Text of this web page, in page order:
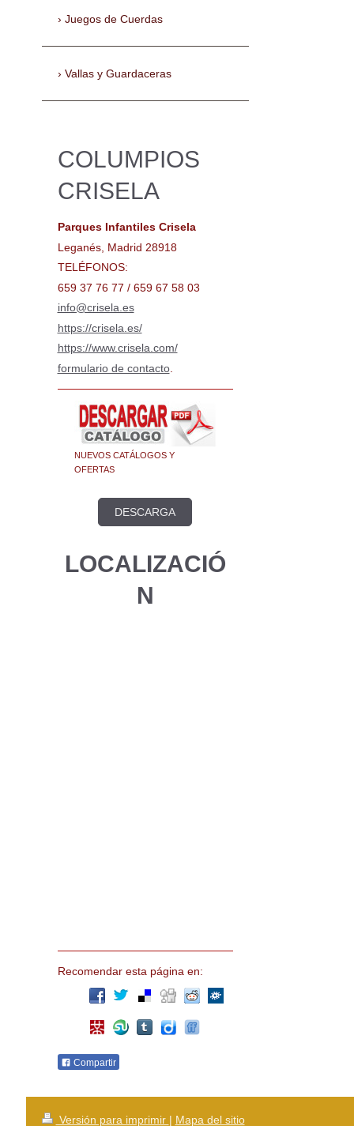
Juegos de Cuerdas
Vallas y Guardaceras
COLUMPIOS
CRISELA
Parques Infantiles Crisela
Leganés, Madrid 28918
TELÉFONOS:
659 37 76 77 / 659 67 58 03
info@crisela.es
https://crisela.es/
https://www.crisela.com/
formulario de contacto.
NUEVOS CATÁLOGOS Y
OFERTAS
DESCARGA
LOCALIZACIÓ
N
Recomendar esta página en:
Compartir
Versión para imprimir | Mapa del sitio